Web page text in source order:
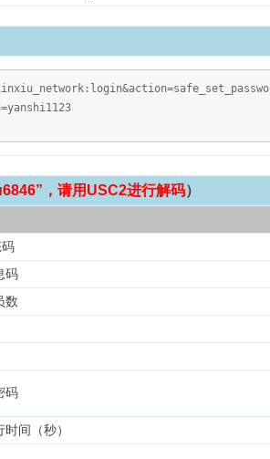
，请用USC2进行解码）
码
数
码
间（秒）